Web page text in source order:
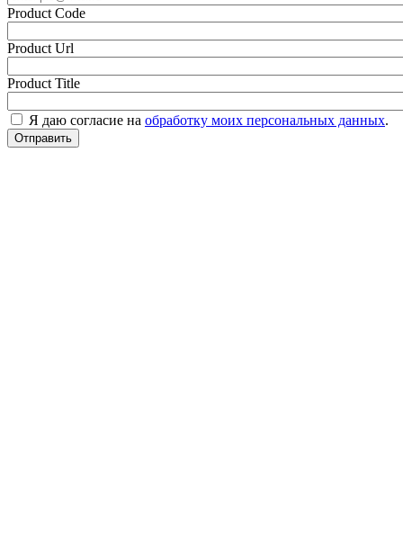
Product Code
Product Url
Product Title
Я даю согласие на обработку моих персональных данных.
Отправить